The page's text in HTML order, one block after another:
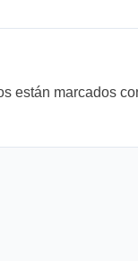
están marcados